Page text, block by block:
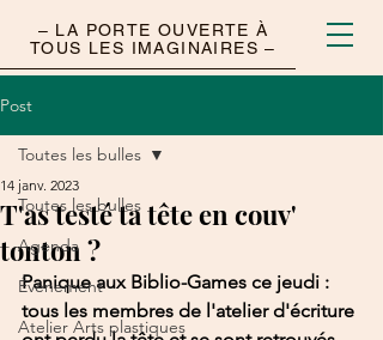
– LA PORTE OUVERTE À
TOUS LES IMAGINAIRES –
Post
Toutes les bulles
Agenda
Événement
Atelier Arts plastiques
Toutes les bulles
T'as testé ta tête en couv'
tonton ?
14 janv. 2023
Panique aux Biblio-Games ce jeudi :
tous les membres de l'atelier d'écriture